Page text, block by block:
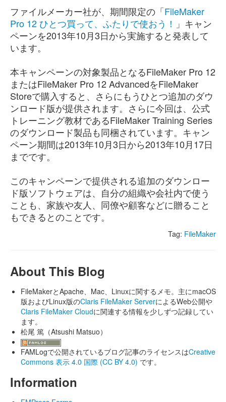
ファイルメーカー社が、期間限定の「FileMaker
Pro 12 ひとつ買って、ふたりで使おう！ 」キャン
ペーンを2013年10月3日から実施すると発表して
います。
本キャンペーンの対象製品となるFileMaker Pro 12
またはFileMaker Pro 12 AdvancedをFileMaker
Storeで購入すると、さらにもうひとつ追加のダウ
ンロード版が提供されます。さらに今回は、公式
トレーニング教材であるFileMaker Training Series
のダウンロード製品も同梱されています。キャン
ペーン期間は2013年10月3日から2013年10月17日
までです。
このキャンペーンで提供される追加のダウンロー
ド版ソフトウェアは、自分の組織や会社内で使う
ことも、家族や友人、同僚や顧客などに贈ること
もできるとのことです。
Tag: FileMaker
About This Blog
FileMakerとApache、Mac、Linuxに関するメモ。主にmacOS
版およびLinux版のClaris FileMaker ServerによるWeb公開や
Claris FileMaker Cloudに関連する情報を少しずつ記録してい
ます。
松尾 篤（Atsushi Matsuo）
FAMLogで公開されているブログ記事のライセンスはCreative
Commons 表示 4.0 国際 (CC BY 4.0) です。
Information